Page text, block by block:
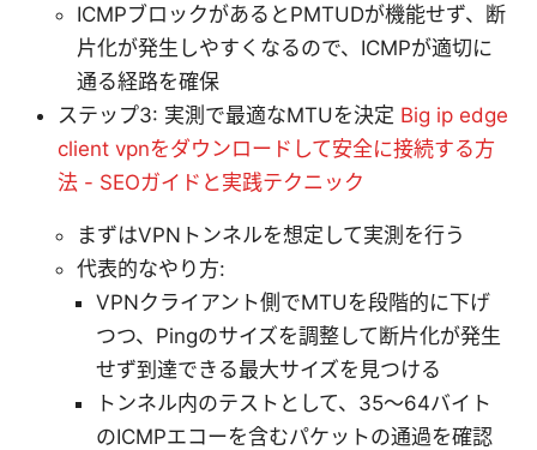
ICMPブロックがあるとPMTUDが機能せず、断
片化が発生しやすくなるので、ICMPが適切に
通る経路を確保
ステップ3: 実測で最適なMTUを決定 Big ip edge
client vpnをダウンロードして安全に接続する方
法 - SEOガイドと実践テクニック
まずはVPNトンネルを想定して実測を行う
代表的なやり方:
VPNクライアント側でMTUを段階的に下げ
つつ、Pingのサイズを調整して断片化が発生
せず到達できる最大サイズを見つける
トンネル内のテストとして、35〜64バイト
のICMPエコーを含むパケットの通過を確認